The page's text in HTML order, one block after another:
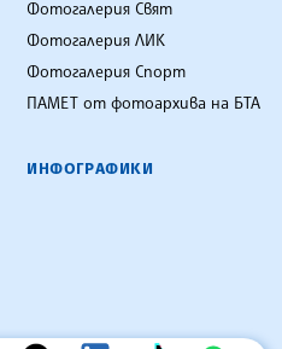
Фотогалерия Свят
Фотогалерия ЛИК
Фотогалерия Спорт
ПАМЕТ от фотоархива на БТА
ИНФОГРАФИКИ